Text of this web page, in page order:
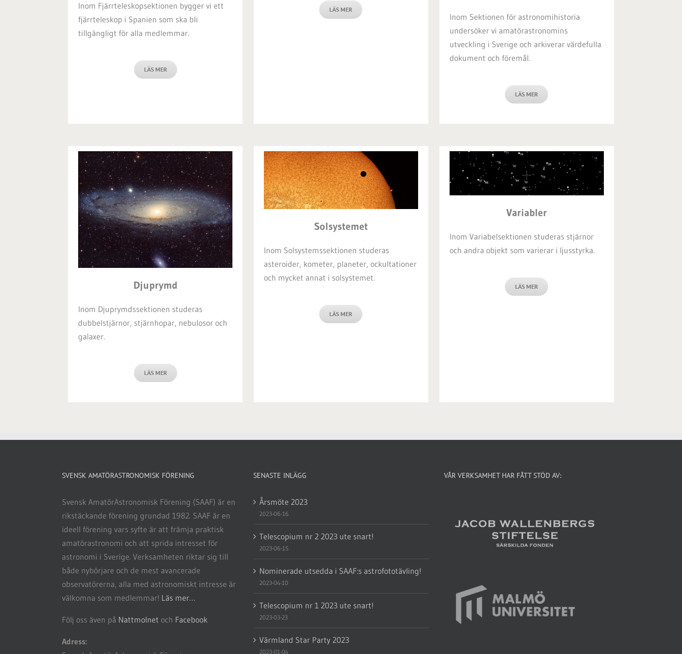
Inom Fjärrteleskopsektionen bygger vi ett
fjärrteleskop i Spanien som ska bli
tillgängligt för alla medlemmar.
LÄS MER
LÄS MER
Inom Sektionen för astronomihistoria
undersöker vi amatörastronomins
utveckling i Sverige och arkiverar värdefulla
dokument och föremål.
LÄS MER
Djuprymd
Inom Djuprymdssektionen studeras
dubbelstjärnor, stjärnhopar, nebulosor och
galaxer.
LÄS MER
Solsystemet
Inom Solsystemssektionen studeras
asteroider, kometer, planeter, ockultationer
och mycket annat i solsystemet.
LÄS MER
Variabler
Inom Variabelsektionen studeras stjärnor
och andra objekt som varierar i ljusstyrka.
LÄS MER
SVENSK AMATÖRASTRONOMISK FÖRENING
Svensk AmatörAstronomisk Förening (SAAF) är en
rikstäckande förening grundad 1982. SAAF är en
ideell förening vars syfte är att främja praktisk
amatörastronomi och att sprida intresset för
astronomi i Sverige. Verksamheten riktar sig till
både nybörjare och de mest avancerade
observatörerna, alla med astronomiskt intresse är
välkomna som medlemmar! Läs mer…
Följ oss även på Nattmolnet och Facebook
Adress:
SENASTE INLÄGG
Årsmöte 2023
2023-06-16
Telescopium nr 2 2023 ute snart!
2023-06-15
Nominerade utsedda i SAAF:s astrofototävling!
2023-04-10
Telescopium nr 1 2023 ute snart!
2023-03-23
Värmland Star Party 2023
2023-01-04
VÅR VERKSAMHET HAR FÅTT STÖD AV: